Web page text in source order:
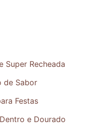
Super Recheada
de Sabor
Festas
e Dourado